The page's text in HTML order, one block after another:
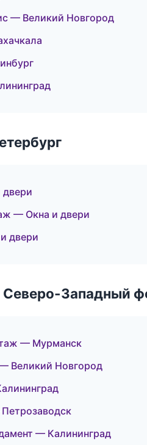
— Великий Новгород
— Окна и двери
двери
Северо-Западный
— Мурманск
Великий Новгород
— Калининград